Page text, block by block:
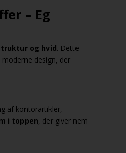
– Eg
og hvid. Dette
design, der
af kontorartikler,
i toppen, der giver nem